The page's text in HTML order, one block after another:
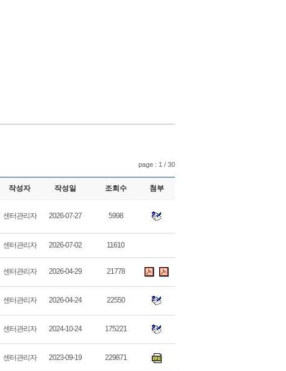
page : 1 / 30
작성자 작성일 조회수 첨부
센터관리자 2026-07-27 5998
센터관리자 2026-07-02 11610
센터관리자 2026-04-29 21778
센터관리자 2026-04-24 22550
센터관리자 2024-10-24 175221
센터관리자 2023-09-19 229871